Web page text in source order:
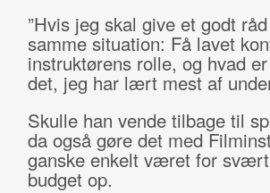
”Hvis jeg skal give et godt
samme situation: Få lavet
instruktørens rolle, og hvad
det, jeg har lært mest af
Skulle han vende tilbage til
da også gøre det med
ganske enkelt været for
budget op.